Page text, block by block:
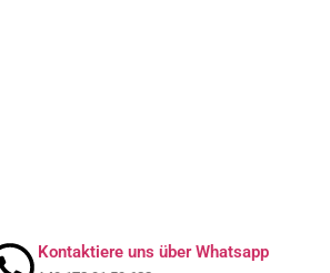
Kontaktiere uns über Whatsapp